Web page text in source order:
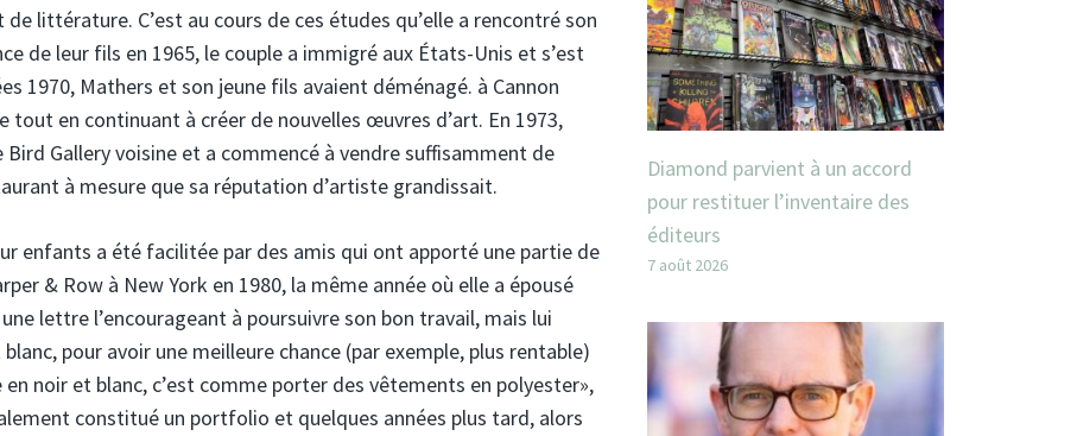
littérature. C’est au cours de ces études qu’elle a rencontré son
de leur fils en 1965, le couple a immigré aux États-Unis et s’est
1970, Mathers et son jeune fils avaient déménagé. à Cannon
tout en continuant à créer de nouvelles œuvres d’art. En 1973,
Gallery voisine et a commencé à vendre suffisamment de
à mesure que sa réputation d’artiste grandissait.
enfants a été facilitée par des amis qui ont apporté une partie de
& Row à New York en 1980, la même année où elle a épousé
lettre l’encourageant à poursuivre son bon travail, mais lui
pour avoir une meilleure chance (par exemple, plus rentable)
noir et blanc, c’est comme porter des vêtements en polyester»,
constitué un portfolio et quelques années plus tard, alors
Diamond parvient à un accord
pour restituer l’inventaire des
éditeurs
7 août 2026